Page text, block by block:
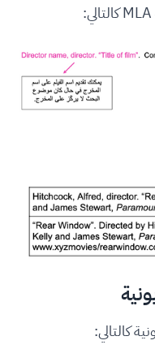
كالتالي: